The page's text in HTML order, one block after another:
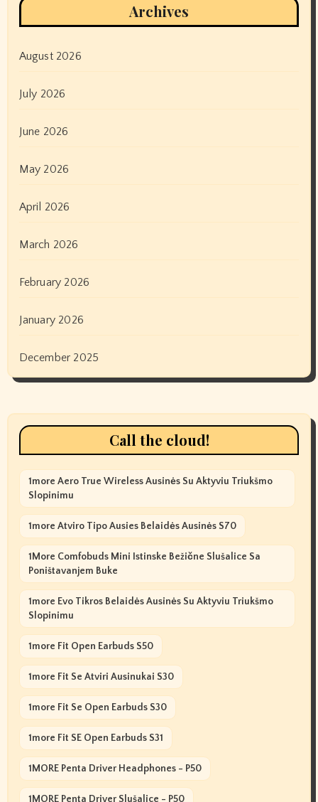
Archives
August 2026
July 2026
June 2026
May 2026
April 2026
March 2026
February 2026
January 2026
December 2025
Call the cloud!
1more Aero True Wireless Ausinės Su Aktyviu Triukšmo
Slopinimu
1more Atviro Tipo Ausies Belaidės Ausinės S70
1More Comfobuds Mini Istinske Bežične Slušalice Sa
Poništavanjem Buke
1more Evo Tikros Belaidės Ausinės Su Aktyviu Triukšmo
Slopinimu
1more Fit Open Earbuds S50
1more Fit Se Atviri Ausinukai S30
1more Fit Se Open Earbuds S30
1more Fit SE Open Earbuds S31
1MORE Penta Driver Headphones - P50
1MORE Penta Driver Slušalice - P50